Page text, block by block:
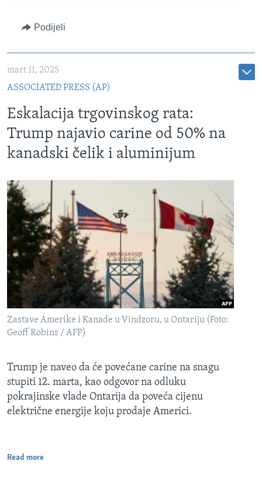
Podijeli
mart 11, 2025
ASSOCIATED PRESS (AP)
Eskalacija trgovinskog rata:
Trump najavio carine od 50% na
kanadski čelik i aluminijum
Zastave Amerike i Kanade u Vindzoru, u Ontariju (Foto:
Geoff Robins / AFP)
Trump je naveo da će povećane carine na snagu
stupiti 12. marta, kao odgovor na odluku
pokrajinske vlade Ontarija da poveća cijenu
električne energije koju prodaje Americi.
Read more